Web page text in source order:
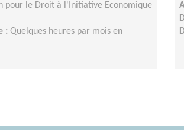
pour le Droit à l'Initiative Economique
: Quelques heures par mois en